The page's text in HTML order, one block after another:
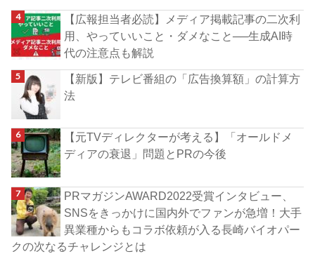
【広報担当者必読】メディア掲載記事の二次利
用、やっていいこと・ダメなこと──生成AI時
代の注意点も解説
【新版】テレビ番組の「広告換算額」の計算方
法
【元TVディレクターが考える】「オールドメ
ディアの衰退」問題とPRの今後
PRマガジンAWARD2022受賞インタビュー、
SNSをきっかけに国内外でファンが急増！大手
異業種からもコラボ依頼が入る長崎バイオパー
クの次なるチャレンジとは